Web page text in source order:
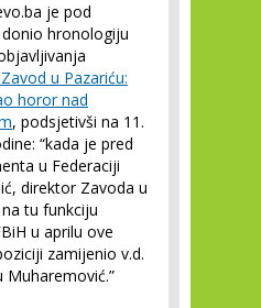
je pod
hronologiju
u Pazariću:
horor nad
, podsjetivši na 11.
“kada je pred
u Federaciji
direktor Zavoda u
tu funkciju
u aprilu ove
zamijenio v.d.
Muharemović.”